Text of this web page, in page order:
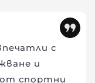
с
и
от спортни